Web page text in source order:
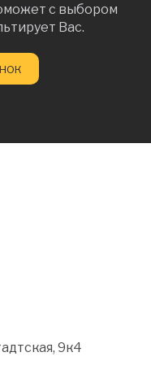
с выбором
Вас.
9к4